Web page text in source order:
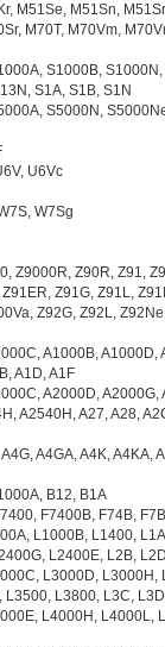
M51Se, M51Sn,
M70T, M70Vm,
S1000B,
S1A, S1B, S1N
S5000N,
U6Vc
W7Sg
Z9000R, Z90R, Z91,
Z91G, Z91L,
Z92G, Z92L,
A1000B, A1000D,
A1D, A1F
A2000D,
A2540H, A27, A28,
A4GA, A4K, A4KA,
B12, B1A
F7400B, F74B, F7B
L1000B, L1400,
L2400E, L2B,
L3000D,
L3500, L3800, L3C,
L4000H, L4000L,